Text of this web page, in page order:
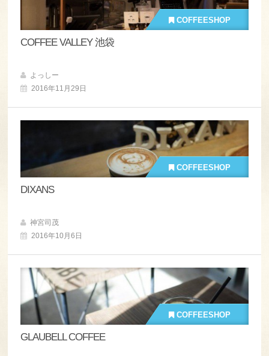
COFFEESHOP
COFFEE VALLEY 池袋
よっしー
2016年11月29日
COFFEESHOP
DIXANS
神宮司茂
2016年10月6日
COFFEESHOP
GLAUBELL COFFEE